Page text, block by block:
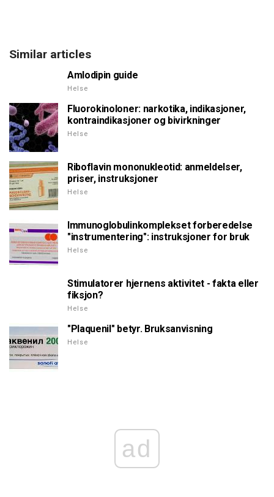
Similar articles
Amlodipin guide
Helse
Fluorokinoloner: narkotika, indikasjoner,
kontraindikasjoner og bivirkninger
Helse
Riboflavin mononukleotid: anmeldelser,
priser, instruksjoner
Helse
Immunoglobulinkomplekset forberedelse
"instrumentering": instruksjoner for bruk
Helse
Stimulatorer hjernens aktivitet - fakta eller
fiksjon?
Helse
"Plaquenil" betyr. Bruksanvisning
Helse
ad